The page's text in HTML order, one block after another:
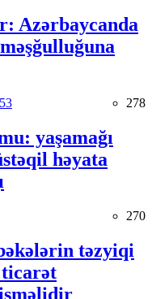
Azərbaycanda
278
yaşamağı
həyata
270
təzyiqi
ticarət